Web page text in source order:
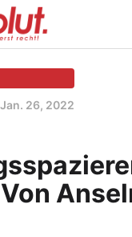
Jan. 26, 2022